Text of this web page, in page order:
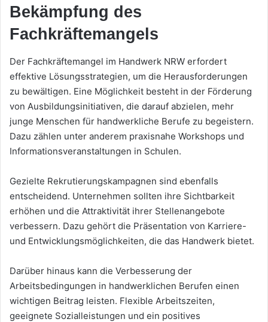
Bekämpfung des
Fachkräftemangels
Der Fachkräftemangel im Handwerk NRW erfordert
effektive Lösungsstrategien, um die Herausforderungen
zu bewältigen. Eine Möglichkeit besteht in der Förderung
von Ausbildungsinitiativen, die darauf abzielen, mehr
junge Menschen für handwerkliche Berufe zu begeistern.
Dazu zählen unter anderem praxisnahe Workshops und
Informationsveranstaltungen in Schulen.
Gezielte Rekrutierungskampagnen sind ebenfalls
entscheidend. Unternehmen sollten ihre Sichtbarkeit
erhöhen und die Attraktivität ihrer Stellenangebote
verbessern. Dazu gehört die Präsentation von Karriere-
und Entwicklungsmöglichkeiten, die das Handwerk bietet.
Darüber hinaus kann die Verbesserung der
Arbeitsbedingungen in handwerklichen Berufen einen
wichtigen Beitrag leisten. Flexible Arbeitszeiten,
geeignete Sozialleistungen und ein positives